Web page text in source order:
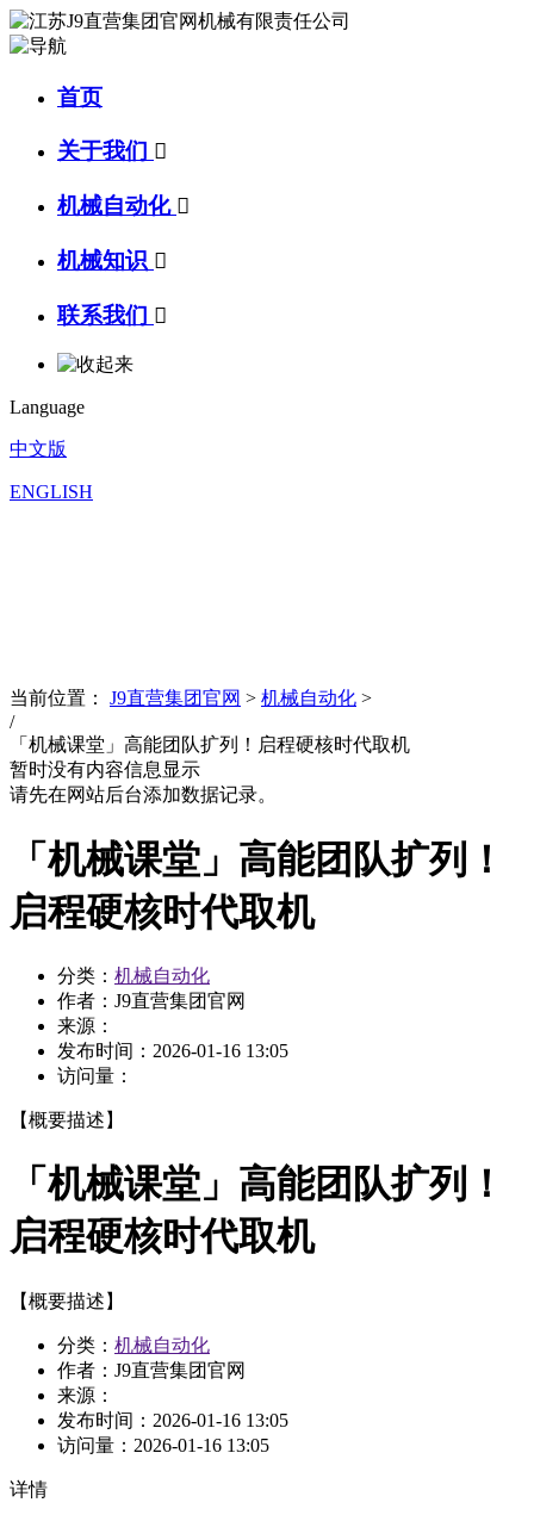
首页
关于我们 
机械自动化 
机械知识 
联系我们 
Language
中文版
ENGLISH
当前位置： J9直营集团官网 > 机械自动化 >
/
「机械课堂」高能团队扩列！启程硬核时代取机
暂时没有内容信息显示
请先在网站后台添加数据记录。
「机械课堂」高能团队扩列！
启程硬核时代取机
分类： 机械自动化
作者：J9直营集团官网
来源：
发布时间： 2026-01-16 13:05
访问量：
【概要描述】
「机械课堂」高能团队扩列！
启程硬核时代取机
【概要描述】
分类： 机械自动化
作者：J9直营集团官网
来源：
发布时间： 2026-01-16 13:05
访问量： 2026-01-16 13:05
详情